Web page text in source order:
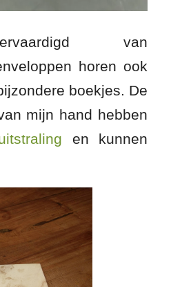
van
horen ook
boekjes. De
mijn hand hebben
en kunnen